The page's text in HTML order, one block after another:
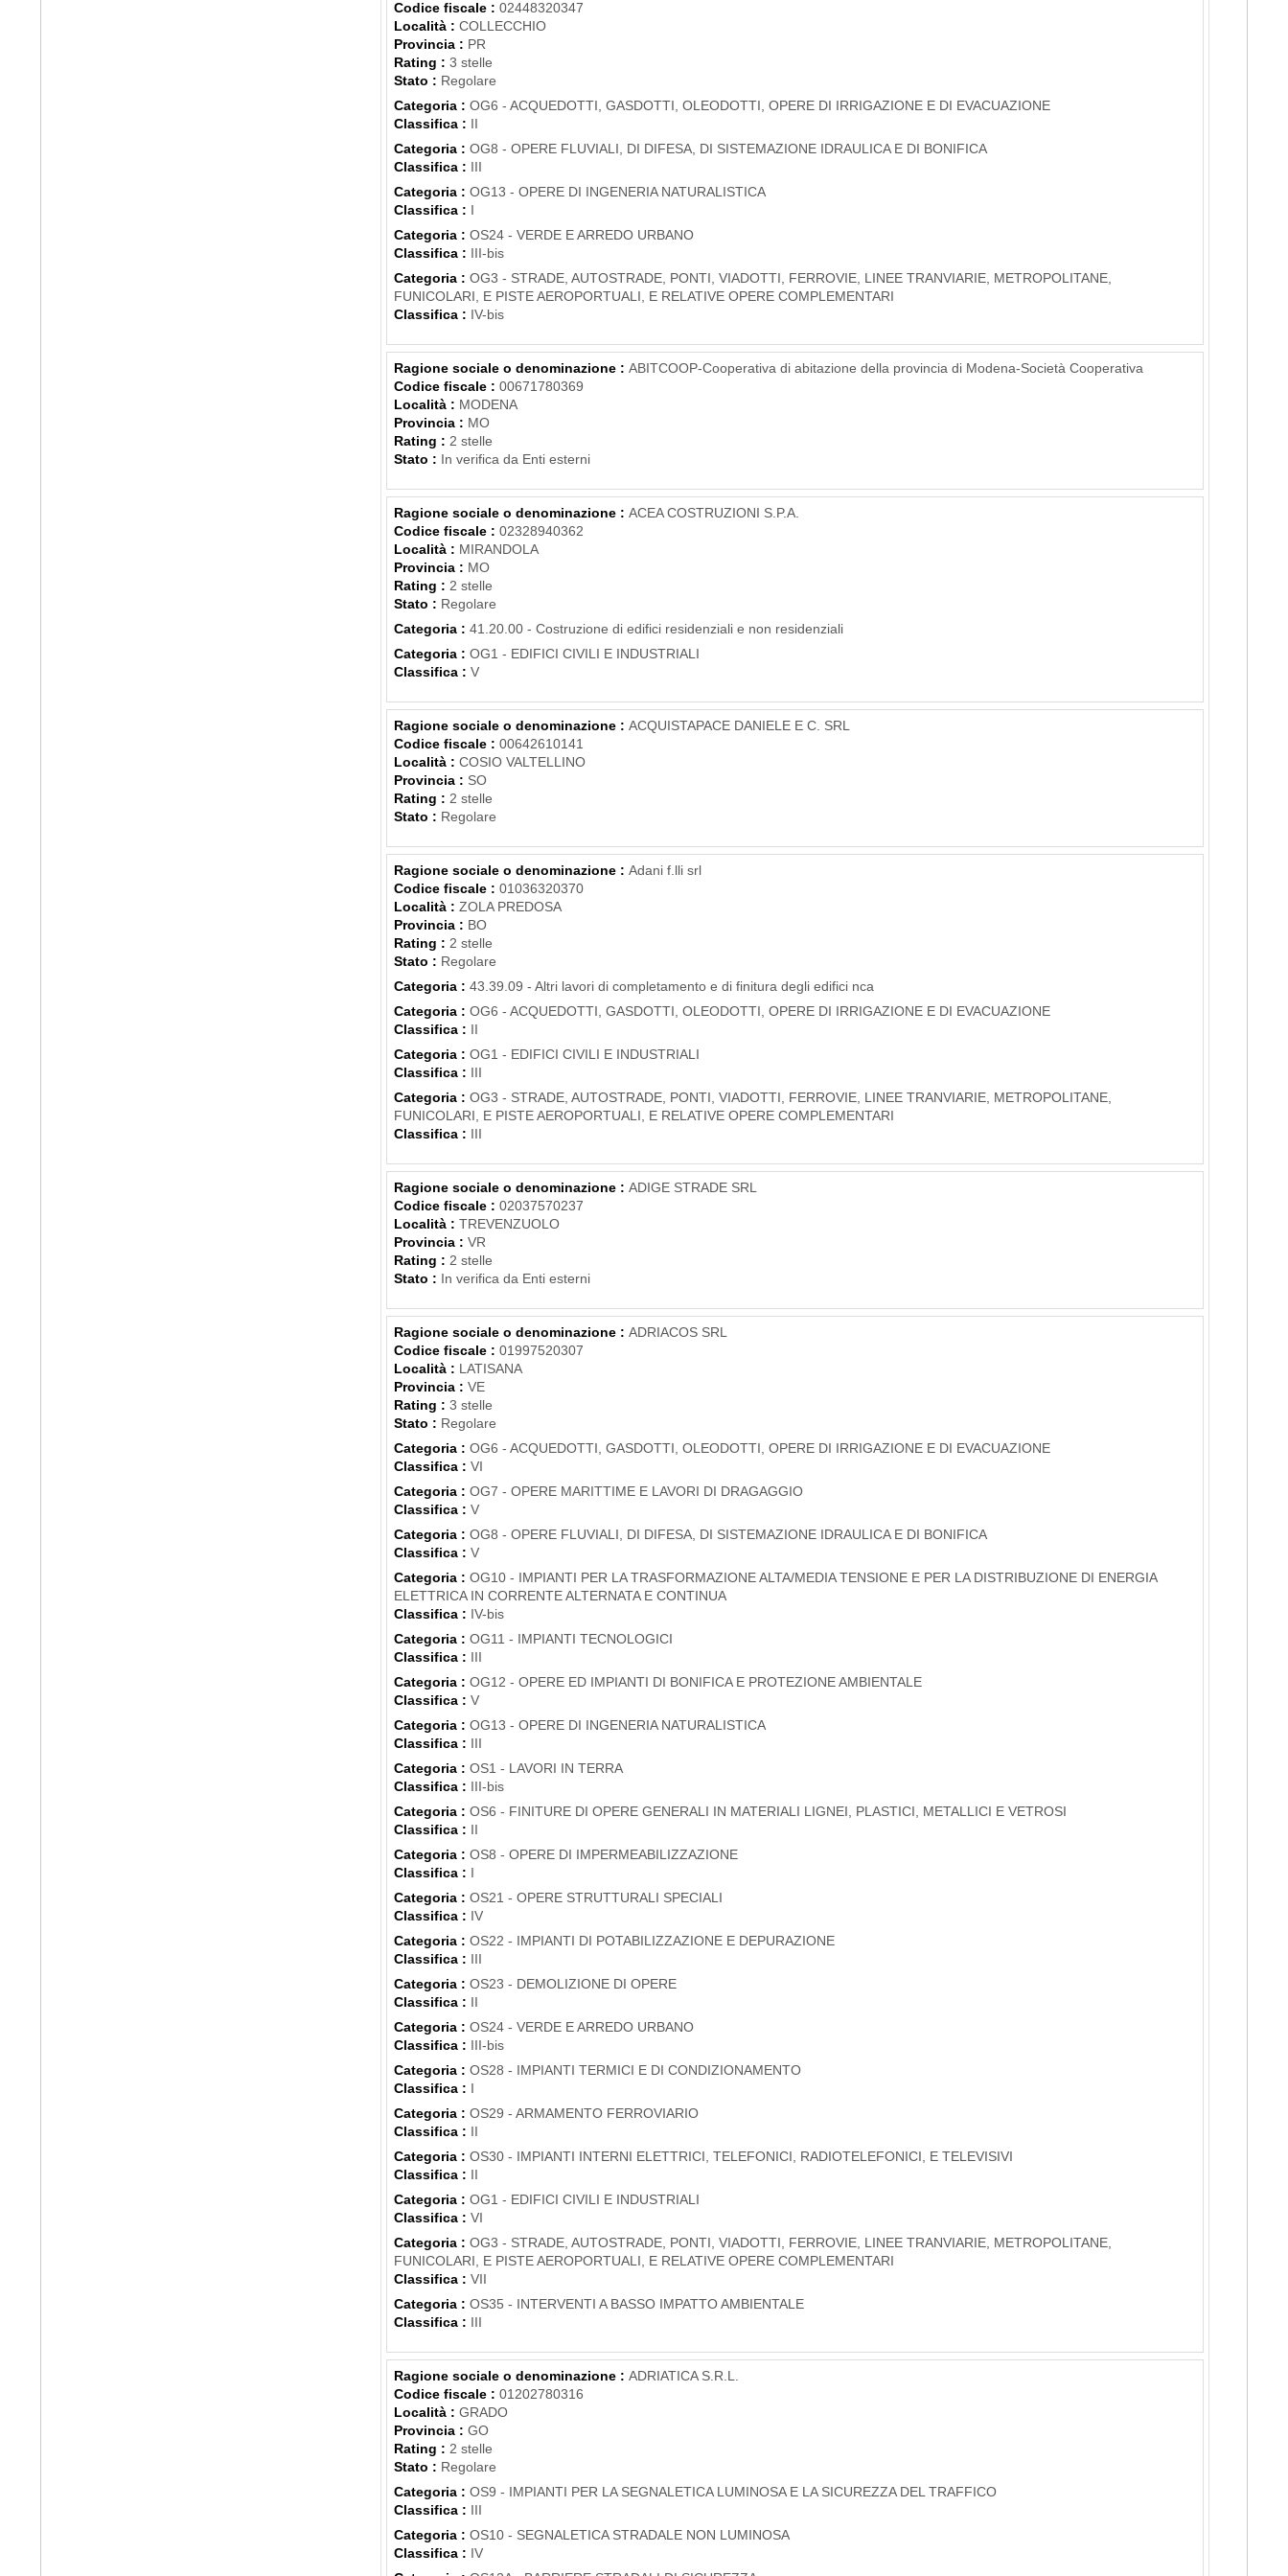
Codice fiscale : 02448320347
Località : COLLECCHIO
Provincia : PR
Rating : 3 stelle
Stato : Regolare
Categoria : OG6 - ACQUEDOTTI, GASDOTTI, OLEODOTTI, OPERE DI IRRIGAZIONE E DI EVACUAZIONE
Classifica : II
Categoria : OG8 - OPERE FLUVIALI, DI DIFESA, DI SISTEMAZIONE IDRAULICA E DI BONIFICA
Classifica : III
Categoria : OG13 - OPERE DI INGENERIA NATURALISTICA
Classifica : I
Categoria : OS24 - VERDE E ARREDO URBANO
Classifica : III-bis
Categoria : OG3 - STRADE, AUTOSTRADE, PONTI, VIADOTTI, FERROVIE, LINEE TRANVIARIE, METROPOLITANE,
FUNICOLARI, E PISTE AEROPORTUALI, E RELATIVE OPERE COMPLEMENTARI
Classifica : IV-bis
Ragione sociale o denominazione : ABITCOOP-Cooperativa di abitazione della provincia di Modena-Società Cooperativa
Codice fiscale : 00671780369
Località : MODENA
Provincia : MO
Rating : 2 stelle
Stato : In verifica da Enti esterni
Ragione sociale o denominazione : ACEA COSTRUZIONI S.P.A.
Codice fiscale : 02328940362
Località : MIRANDOLA
Provincia : MO
Rating : 2 stelle
Stato : Regolare
Categoria : 41.20.00 - Costruzione di edifici residenziali e non residenziali
Categoria : OG1 - EDIFICI CIVILI E INDUSTRIALI
Classifica : V
Ragione sociale o denominazione : ACQUISTAPACE DANIELE E C. SRL
Codice fiscale : 00642610141
Località : COSIO VALTELLINO
Provincia : SO
Rating : 2 stelle
Stato : Regolare
Ragione sociale o denominazione : Adani f.lli srl
Codice fiscale : 01036320370
Località : ZOLA PREDOSA
Provincia : BO
Rating : 2 stelle
Stato : Regolare
Categoria : 43.39.09 - Altri lavori di completamento e di finitura degli edifici nca
Categoria : OG6 - ACQUEDOTTI, GASDOTTI, OLEODOTTI, OPERE DI IRRIGAZIONE E DI EVACUAZIONE
Classifica : II
Categoria : OG1 - EDIFICI CIVILI E INDUSTRIALI
Classifica : III
Categoria : OG3 - STRADE, AUTOSTRADE, PONTI, VIADOTTI, FERROVIE, LINEE TRANVIARIE, METROPOLITANE,
FUNICOLARI, E PISTE AEROPORTUALI, E RELATIVE OPERE COMPLEMENTARI
Classifica : III
Ragione sociale o denominazione : ADIGE STRADE SRL
Codice fiscale : 02037570237
Località : TREVENZUOLO
Provincia : VR
Rating : 2 stelle
Stato : In verifica da Enti esterni
Ragione sociale o denominazione : ADRIACOS SRL
Codice fiscale : 01997520307
Località : LATISANA
Provincia : VE
Rating : 3 stelle
Stato : Regolare
Categoria : OG6 - ACQUEDOTTI, GASDOTTI, OLEODOTTI, OPERE DI IRRIGAZIONE E DI EVACUAZIONE
Classifica : VI
Categoria : OG7 - OPERE MARITTIME E LAVORI DI DRAGAGGIO
Classifica : V
Categoria : OG8 - OPERE FLUVIALI, DI DIFESA, DI SISTEMAZIONE IDRAULICA E DI BONIFICA
Classifica : V
Categoria : OG10 - IMPIANTI PER LA TRASFORMAZIONE ALTA/MEDIA TENSIONE E PER LA DISTRIBUZIONE DI ENERGIA
ELETTRICA IN CORRENTE ALTERNATA E CONTINUA
Classifica : IV-bis
Categoria : OG11 - IMPIANTI TECNOLOGICI
Classifica : III
Categoria : OG12 - OPERE ED IMPIANTI DI BONIFICA E PROTEZIONE AMBIENTALE
Classifica : V
Categoria : OG13 - OPERE DI INGENERIA NATURALISTICA
Classifica : III
Categoria : OS1 - LAVORI IN TERRA
Classifica : III-bis
Categoria : OS6 - FINITURE DI OPERE GENERALI IN MATERIALI LIGNEI, PLASTICI, METALLICI E VETROSI
Classifica : II
Categoria : OS8 - OPERE DI IMPERMEABILIZZAZIONE
Classifica : I
Categoria : OS21 - OPERE STRUTTURALI SPECIALI
Classifica : IV
Categoria : OS22 - IMPIANTI DI POTABILIZZAZIONE E DEPURAZIONE
Classifica : III
Categoria : OS23 - DEMOLIZIONE DI OPERE
Classifica : II
Categoria : OS24 - VERDE E ARREDO URBANO
Classifica : III-bis
Categoria : OS28 - IMPIANTI TERMICI E DI CONDIZIONAMENTO
Classifica : I
Categoria : OS29 - ARMAMENTO FERROVIARIO
Classifica : II
Categoria : OS30 - IMPIANTI INTERNI ELETTRICI, TELEFONICI, RADIOTELEFONICI, E TELEVISIVI
Classifica : II
Categoria : OG1 - EDIFICI CIVILI E INDUSTRIALI
Classifica : VI
Categoria : OG3 - STRADE, AUTOSTRADE, PONTI, VIADOTTI, FERROVIE, LINEE TRANVIARIE, METROPOLITANE,
FUNICOLARI, E PISTE AEROPORTUALI, E RELATIVE OPERE COMPLEMENTARI
Classifica : VII
Categoria : OS35 - INTERVENTI A BASSO IMPATTO AMBIENTALE
Classifica : III
Ragione sociale o denominazione : ADRIATICA S.R.L.
Codice fiscale : 01202780316
Località : GRADO
Provincia : GO
Rating : 2 stelle
Stato : Regolare
Categoria : OS9 - IMPIANTI PER LA SEGNALETICA LUMINOSA E LA SICUREZZA DEL TRAFFICO
Classifica : III
Categoria : OS10 - SEGNALETICA STRADALE NON LUMINOSA
Classifica : IV